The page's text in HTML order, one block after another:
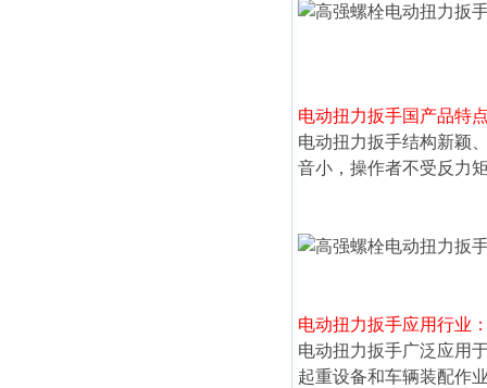
电动扭力扳手国产品特
电动扭力扳手结构新颖
音小，操作者不受反力
电动扭力扳手应用行业
电动扭力扳手广泛应用
起重设备和车辆装配作